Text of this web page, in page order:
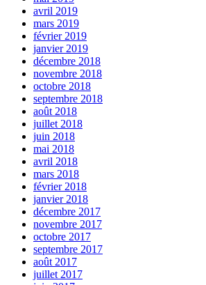
avril 2019
mars 2019
février 2019
janvier 2019
décembre 2018
novembre 2018
octobre 2018
septembre 2018
août 2018
juillet 2018
juin 2018
mai 2018
avril 2018
mars 2018
février 2018
janvier 2018
décembre 2017
novembre 2017
octobre 2017
septembre 2017
août 2017
juillet 2017